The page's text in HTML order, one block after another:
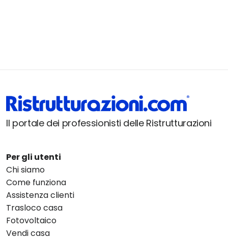
Il portale dei professionisti delle Ristrutturazioni
Per gli utenti
Chi siamo
Come funziona
Assistenza clienti
Trasloco casa
Fotovoltaico
Vendi casa